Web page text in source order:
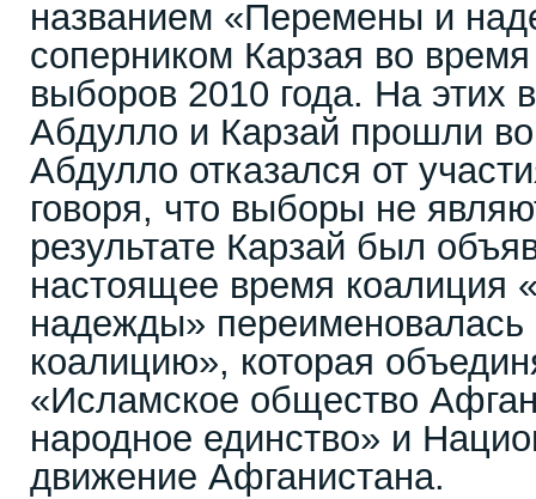
названием «Перемены и
соперником Карзая во время
выборов 2010 года. На этих
Абдулло и Карзай прошли
Абдулло отказался от
говоря, что выборы не
результате Карзай был
настоящее время коалиция
надежды»
коалицию», которая
«Исламское общество
народное единство» и
движение Афганистана.